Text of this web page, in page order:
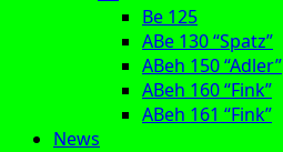
Be 125
ABe 130 “Spatz”
ABeh 150 “Adler”
ABeh 160 “Fink”
ABeh 161 “Fink”
News